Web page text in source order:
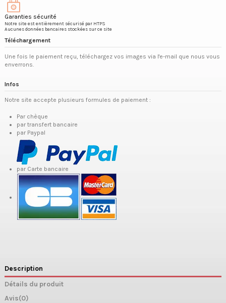
Garanties sécurité
Notre site est entièrement sécurisé par HTPS
Aucunes données bancaires stockées sur ce site
Téléchargement
Une fois le paiement reçu, téléchargez vos images via l'e-mail que nous vous
enverrons.
Infos
Notre site accepte plusieurs formules de paiement :
Par chèque
par transfert bancaire
par Paypal
par Carte bancaire
Description
Détails du produit
Avis(0)